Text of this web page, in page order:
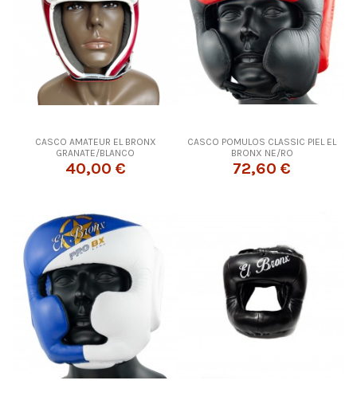
CASCO AMATEUR EL BRONX
GRANATE/BLANCO
40,00 €
CASCO POMULOS CLASSIC PIEL EL
BRONX NE/RO
72,60 €